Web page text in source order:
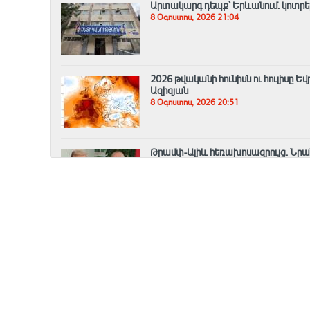
Արտակարգ դեպք՝ Երևանում․
8 Օգոստոս, 2026 21:04
2026 թվականի հունիսն ու հուլիսը
Ազիզյան
8 Օգոստոս, 2026 20:51
Թրամփ-Ալիև հեռախոսազրույց.